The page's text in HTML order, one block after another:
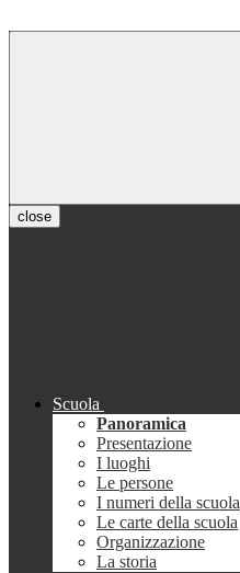
close
Scuola
Panoramica
Presentazione
I luoghi
Le persone
I numeri della scuola
Le carte della scuola
Organizzazione
La storia